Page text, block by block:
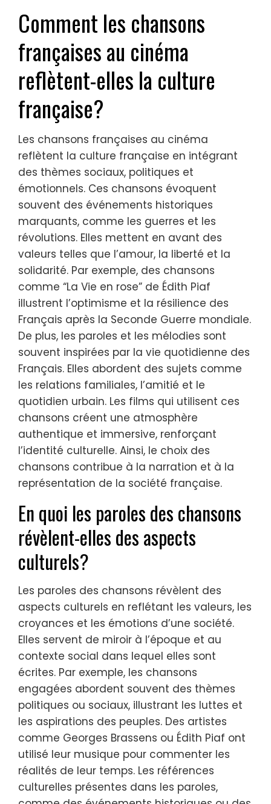
Comment les chansons
françaises au cinéma
reflètent-elles la culture
française?
Les chansons françaises au cinéma
reflètent la culture française en intégrant
des thèmes sociaux, politiques et
émotionnels. Ces chansons évoquent
souvent des événements historiques
marquants, comme les guerres et les
révolutions. Elles mettent en avant des
valeurs telles que l’amour, la liberté et la
solidarité. Par exemple, des chansons
comme “La Vie en rose” de Édith Piaf
illustrent l’optimisme et la résilience des
Français après la Seconde Guerre mondiale.
De plus, les paroles et les mélodies sont
souvent inspirées par la vie quotidienne des
Français. Elles abordent des sujets comme
les relations familiales, l’amitié et le
quotidien urbain. Les films qui utilisent ces
chansons créent une atmosphère
authentique et immersive, renforçant
l’identité culturelle. Ainsi, le choix des
chansons contribue à la narration et à la
représentation de la société française.
En quoi les paroles des chansons
révèlent-elles des aspects
culturels?
Les paroles des chansons révèlent des
aspects culturels en reflétant les valeurs, les
croyances et les émotions d’une société.
Elles servent de miroir à l’époque et au
contexte social dans lequel elles sont
écrites. Par exemple, les chansons
engagées abordent souvent des thèmes
politiques ou sociaux, illustrant les luttes et
les aspirations des peuples. Des artistes
comme Georges Brassens ou Édith Piaf ont
utilisé leur musique pour commenter les
réalités de leur temps. Les références
culturelles présentes dans les paroles,